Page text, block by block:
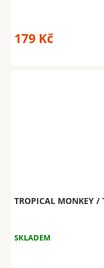
179 Kč
TROPICAL MONKEY
SKLADEM